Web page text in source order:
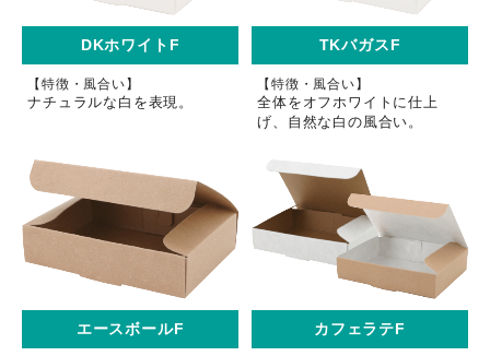
DKホワイトF
【特徴・風合い】
ナチュラルな白を表現。
TKバガスF
【特徴・風合い】
全体をオフホワイトに仕上
げ、自然な白の風合い。
エースボールF カフェラテF